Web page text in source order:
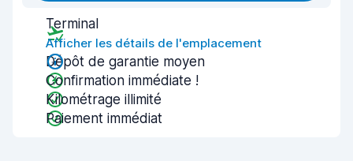
Terminal
Afficher les détails de l'emplacement
Dépôt de garantie moyen
Confirmation immédiate !
Kilométrage illimité
Paiement immédiat